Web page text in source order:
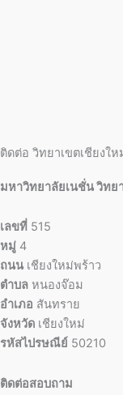
ติดต่อ วิทยาเขตเชียงให
มหาวิทยาลัยเนชั่น วิทย
เลขที่ 515
หมู่ 4
ถนน เชียงใหม่พร้าว
ตำบล หนองจ๊อม
อำเภอ สันทราย
จังหวัด เชียงใหม่
รหัสไปรษณีย์ 50210
ติดต่อสอบถาม